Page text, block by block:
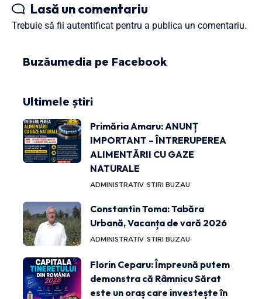
Lasă un comentariu
Trebuie să fii autentificat pentru a publica un comentariu.
Buzăumedia pe Facebook
Ultimele știri
Primăria Amaru: ANUNȚ
IMPORTANT – ÎNTRERUPEREA
ALIMENTĂRII CU GAZE
NATURALE
ADMINISTRATIV STIRI BUZAU
Constantin Toma: Tabăra
Urbană, Vacanța de vară 2026
ADMINISTRATIV STIRI BUZAU
Florin Ceparu: Împreună putem
demonstra că Râmnicu Sărat
este un oraș care investește în